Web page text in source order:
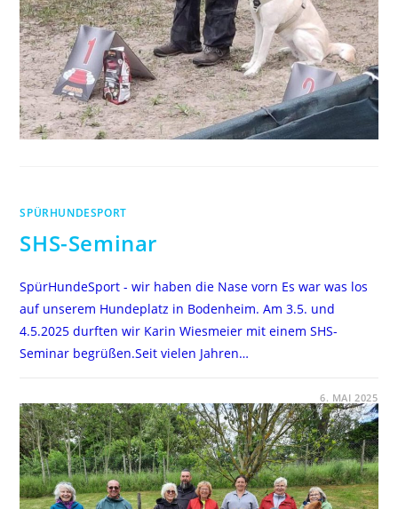
SPÜRHUNDESPORT
SHS-Seminar
SpürHundeSport - wir haben die Nase vorn Es war was los
auf unserem Hundeplatz in Bodenheim. Am 3.5. und
4.5.2025 durften wir Karin Wiesmeier mit einem SHS-
Seminar begrüßen.Seit vielen Jahren…
SHS-
SEMINAR
6. MAI 2025